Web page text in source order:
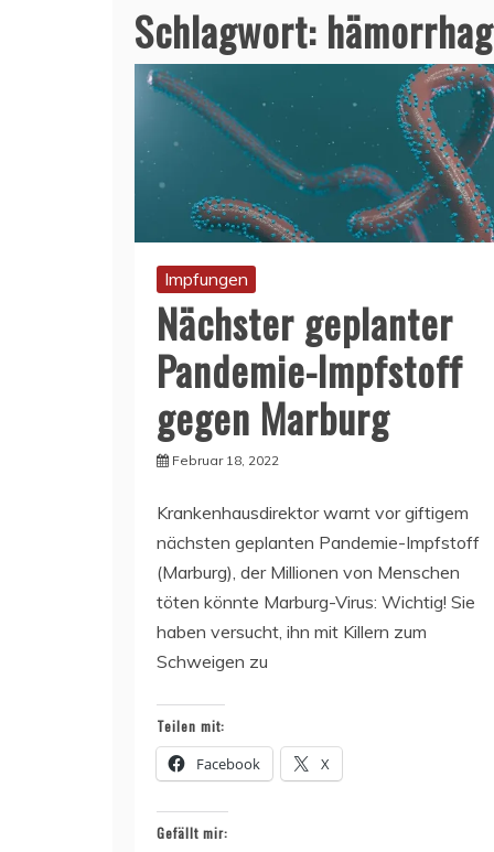
Schlagwort:
Impfungen
Nächster geplanter
Pandemie-Impfstoff
gegen Marburg
Februar 18, 2022
Krankenhausdirektor warnt vor giftigem
nächsten geplanten Pandemie-Impfstoff
(Marburg), der Millionen von Menschen
töten könnte Marburg-Virus: Wichtig! Sie
haben versucht, ihn mit Killern zum
Schweigen zu
Teilen mit:
Facebook X
Gefällt mir: